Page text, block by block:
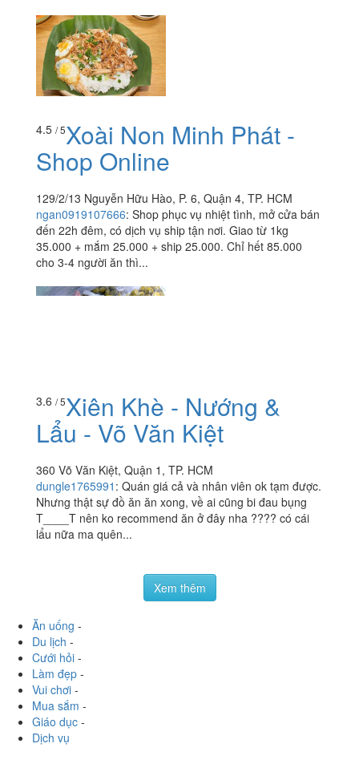
4.5 / 5Xoài Non Minh Phát -
Shop Online
129/2/13 Nguyễn Hữu Hào, P. 6, Quận 4, TP. HCM
ngan0919107666: Shop phục vụ nhiệt tình, mở cửa bán
đến 22h đêm, có dịch vụ ship tận nơi. Giao từ 1kg
35.000 + mắm 25.000 + ship 25.000. Chỉ hết 85.000
cho 3-4 người ăn thì...
3.6 / 5Xiên Khè - Nướng &
Lẩu - Võ Văn Kiệt
360 Võ Văn Kiệt, Quận 1, TP. HCM
dungle1765991 : Quán giá cả và nhân viên ok tạm được.
Nhưng thật sự đồ ăn ăn xong, về ai cũng bi đau bụng
T____T nên ko recommend ăn ở đây nha ???? có cái
lẩu nữa ma quên...
Ăn uống -
Du lịch-
Cưới hỏi-
Làm đẹp